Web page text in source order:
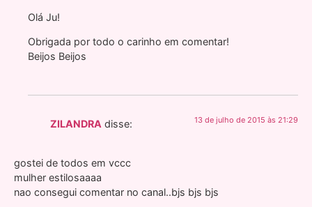
Olá Ju!
Obrigada por todo o carinho em comentar!
Beijos Beijos
ZILANDRA disse: 13 de julho de 2015 às 21:29
gostei de todos em vccc
mulher estilosaaaa
nao consegui comentar no canal..bjs bjs bjs